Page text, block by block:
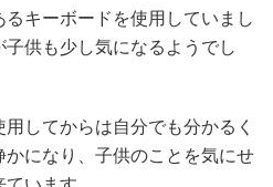
キーボードを使用していまし
供も少し気になるようでし
してからは自分でも分かるく
になり、子供のことを気にせ